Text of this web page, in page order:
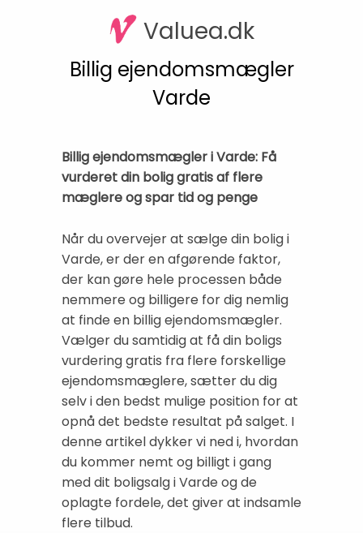
Valuea.dk
Billig ejendomsmægler
Varde
Billig ejendomsmægler i Varde: Få
vurderet din bolig gratis af flere
mæglere og spar tid og penge
Når du overvejer at sælge din bolig i
Varde, er der en afgørende faktor,
der kan gøre hele processen både
nemmere og billigere for dig nemlig
at finde en billig ejendomsmægler.
Vælger du samtidig at få din boligs
vurdering gratis fra flere forskellige
ejendomsmæglere, sætter du dig
selv i den bedst mulige position for at
opnå det bedste resultat på salget. I
denne artikel dykker vi ned i, hvordan
du kommer nemt og billigt i gang
med dit boligsalg i Varde og de
oplagte fordele, det giver at indsamle
flere tilbud.